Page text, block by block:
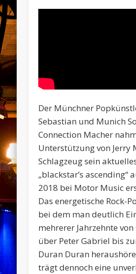
Der Münchner
Sebastian und Munich
Connection Macher
Unterstützung von Jerry
Schlagzeug sein
„blackstar’s ascending“
2018 bei Motor Music
Das energetische Rock-
bei dem man deutlich
mehrerer Jahrzehnte
über Peter Gabriel bis
Duran Duran
trägt dennoch eine